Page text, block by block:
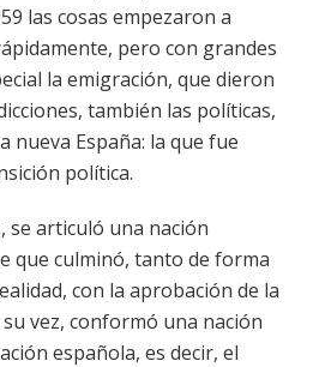
las cosas empezaron a
pero con grandes
la emigración, que dieron
también las políticas,
nueva España: la que fue
política.
se articuló una nación
que culminó, tanto de forma
con la aprobación de la
vez, conformó una nación
española, es decir, el